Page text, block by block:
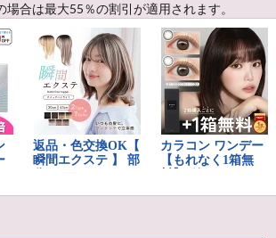
場合は最大55％の割引が適用されます。